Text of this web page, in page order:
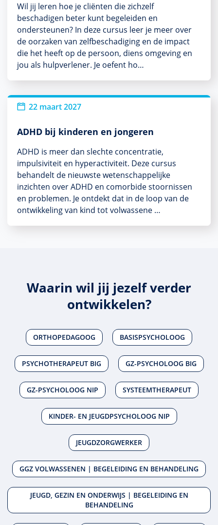
Wil jij leren hoe je cliënten die zichzelf
beschadigen beter kunt begeleiden en
ondersteunen? In deze cursus leer je meer over
de oorzaken van zelfbeschadiging en de impact
die het heeft op de persoon, diens omgeving en
jou als hulpverlener. Je oefent ho…
22 maart 2027
ADHD bij kinderen en jongeren
ADHD is meer dan slechte concentratie,
impulsiviteit en hyperactiviteit. Deze cursus
behandelt de nieuwste wetenschappelijke
inzichten over ADHD en comorbide stoornissen
en problemen. Je ontdekt dat in de loop van de
ontwikkeling van kind tot volwassene …
Waarin wil jij jezelf verder
ontwikkelen?
ORTHOPEDAGOOG BASISPSYCHOLOOG
PSYCHOTHERAPEUT BIG GZ-PSYCHOLOOG BIG
GZ-PSYCHOLOOG NIP SYSTEEMTHERAPEUT
KINDER- EN JEUGDPSYCHOLOOG NIP
JEUGDZORGWERKER
GGZ VOLWASSENEN | BEGELEIDING EN BEHANDELING
JEUGD, GEZIN EN ONDERWIJS | BEGELEIDING EN
BEHANDELING